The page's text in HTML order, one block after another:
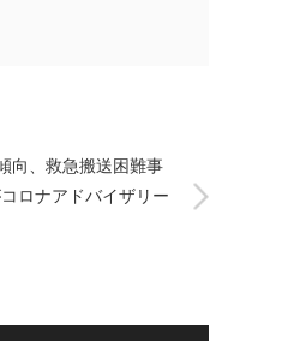
向、救急搬送困難事
ロナアドバイザリー